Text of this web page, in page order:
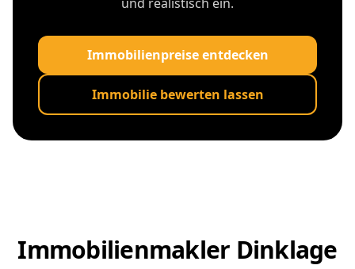
Immobilienpreise entdecken
Immobilie bewerten lassen
Immobilienmakler Dinklage